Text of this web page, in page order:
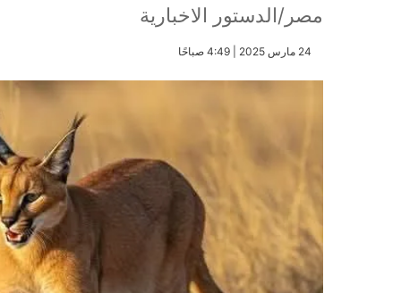
مصر/الدستور الاخبارية
​24 مارس 2025 | 4:49 صباحًا